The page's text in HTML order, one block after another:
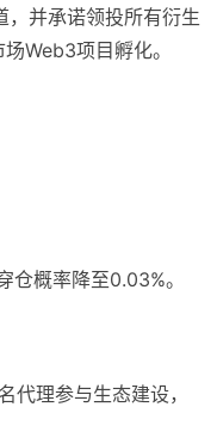
并承诺领投所有衍生
Web3项目孵化。
概率降至0.03%。
理参与生态建设，